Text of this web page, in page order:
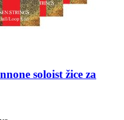
soloist žice za